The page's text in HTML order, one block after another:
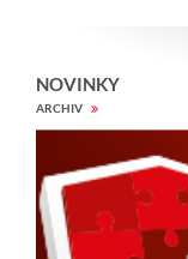
NOVINKY
ARCHIV